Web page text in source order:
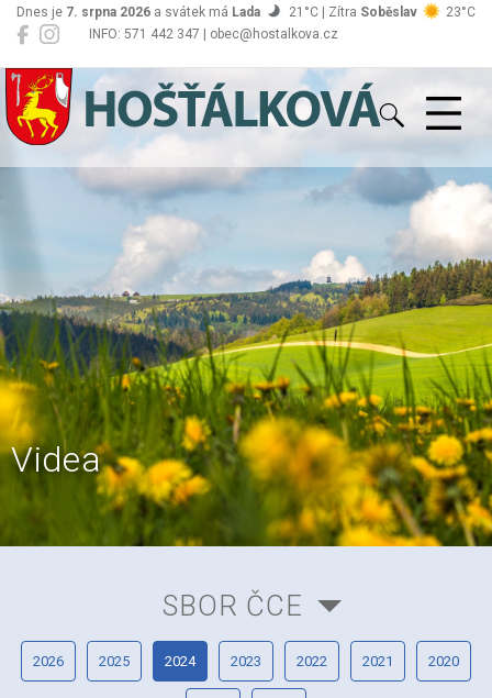
INFO: 571 442 347 | obec@hostalkova.cz
Dnes je 7. srpna 2026 a svátek má Lada 21°C | Zítra Soběslav 23°C
Hošťálková
Videa
SBOR ČCE
2026 2025 2024 2023 2022 2021 2020